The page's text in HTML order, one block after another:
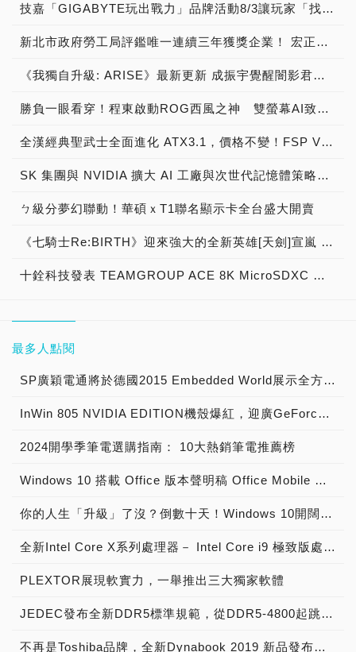
技嘉「GIGABYTE玩出戰力」品牌活動8/3讓玩家「找到專屬配備」
新北市政府勞工局評鑑唯一連續三年獲獎企業！ 宏正三度榮膺新北市政府<友善移工企業>殊榮
《我獨自升級: ARISE》最新更新 成振宇覺醒闇影君主繼承者
勝負一眼看穿！程東啟動ROG西風之神 雙螢幕AI致勝全局
全漢經典聖武士全面進化 ATX3.1，價格不變！FSP VIC BD+ 電競入門最強銅牌電源！ ATX 3.1、全新壓紋線材、登錄享 5 年保固，打造新世代入門電競首選
SK 集團與 NVIDIA 擴大 AI 工廠與次世代記憶體策略合作 規模逾 5,000 億美元的 NVIDIA-SK AI 計畫（NVIDIA-SK AI Initiative）， 涵蓋 SK Telecom 最高達 2GW 的 AI 工廠，以及與 SK 海力士的長期 AI 記憶體合作
ㄅ級分夢幻聯動！華碩ｘT1聯名顯示卡全台盛大開賣
《七騎士Re:BIRTH》迎來強大的全新英雄[天劍]宣嵐 同步推出韓國主題劇情
十銓科技發表 TEAMGROUP ACE 8K MicroSDXC 記憶卡 強力激發設備效能 盡情捕捉精彩瞬間
最多人點閱
SP廣穎電通將於德國2015 Embedded World展示全方位工控系列產品
InWin 805 NVIDIA EDITION機殼爆紅，迎廣GeForce GTX特仕版機箱正式開賣！
2024開學季筆電選購指南： 10大熱銷筆電推薦榜
Windows 10 搭載 Office 版本聲明稿 Office Mobile 、 Office 2016 與 Office 365 版本差異說明
你的人生「升級」了沒？倒數十天！Windows 10開闊你的無限視野
全新Intel Core X系列處理器－ Intel Core i9 極致版處理器 重裝上陣
PLEXTOR展現軟實力，一舉推出三大獨家軟體
JEDEC發布全新DDR5標準規範，從DDR5-4800起跳! 將加速導入下世代高效能電腦系統
不再是Toshiba品牌，全新Dynabook 2019 新品發布，透過運算與服務改變世界